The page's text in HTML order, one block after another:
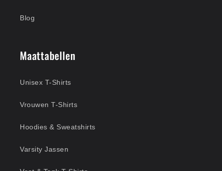
Blog
Maattabellen
Unisex T-Shirts
Vrouwen T-Shirts
Hoodies & Sweatshirts
Varsity Jassen